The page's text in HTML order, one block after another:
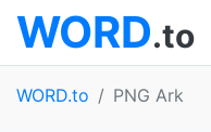
WORD.to
WORD.to PNG Ark